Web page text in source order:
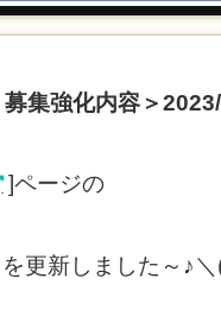
集強化内容＞
]ページの
を更新しました～♪